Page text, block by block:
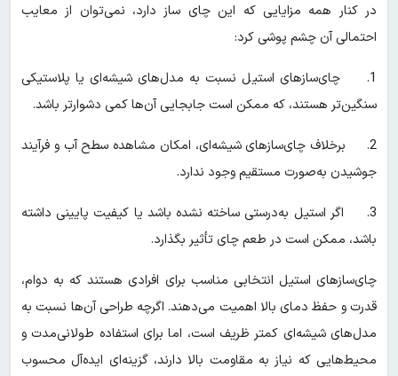
در کنار همه مزایایی که این چای ساز دارد، نمی‌توان از معایب
احتمالی آن چشم پوشی کرد:
1. چای‌سازهای استیل نسبت به مدل‌های شیشه‌ای یا پلاستیکی
سنگین‌تر هستند، که ممکن است جابجایی آن‌ها کمی دشوارتر باشد.
2. برخلاف چای‌سازهای شیشه‌ای، امکان مشاهده سطح آب و فرآیند
جوشیدن به‌صورت مستقیم وجود ندارد.
3. اگر استیل به‌درستی ساخته نشده باشد یا کیفیت پایینی داشته
باشد، ممکن است در طعم چای تأثیر بگذارد.
چای‌سازهای استیل انتخابی مناسب برای افرادی هستند که به دوام،
قدرت و حفظ دمای بالا اهمیت می‌دهند. اگرچه طراحی آن‌ها نسبت به
مدل‌های شیشه‌ای کمتر ظریف است، اما برای استفاده طولانی‌مدت و
محیط‌هایی که نیاز به مقاومت بالا دارند، گزینه‌ای ایده‌آل محسوب